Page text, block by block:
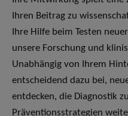
Ihren Beitrag zu
Ihre Hilfe beim Testen
unsere Forschung und
Unabhängig von Ihrem
entscheidend dazu bei,
entdecken, die Diagnostik
Präventionsstrategien